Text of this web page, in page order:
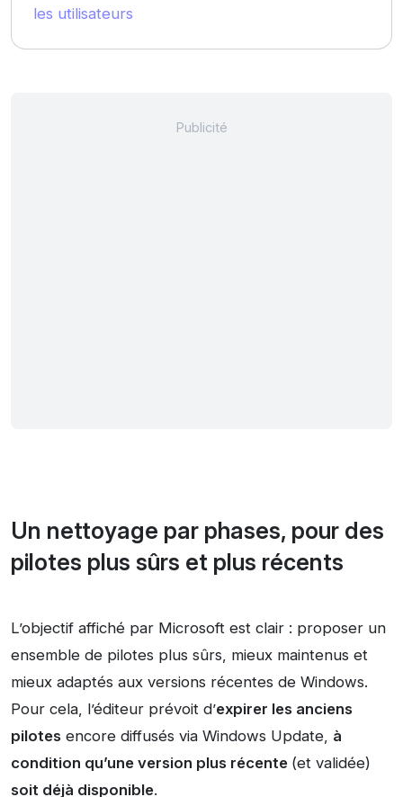
les utilisateurs
Un nettoyage par phases, pour des
pilotes plus sûrs et plus récents
L’objectif affiché par Microsoft est clair : proposer un
ensemble de pilotes plus sûrs, mieux maintenus et
mieux adaptés aux versions récentes de Windows.
Pour cela, l’éditeur prévoit d’expirer les anciens
pilotes encore diffusés via Windows Update, à
condition qu’une version plus récente (et validée)
soit déjà disponible.